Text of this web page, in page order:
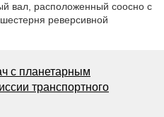
вал, расположенный соосно с
реверсивной
с планетарным
транспортного